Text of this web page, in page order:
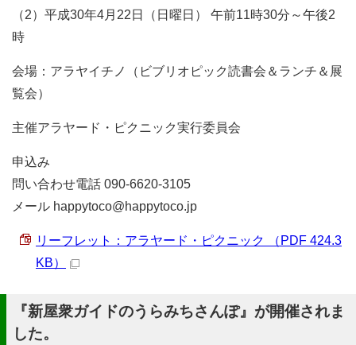
（2）平成30年4月22日（日曜日） 午前11時30分～午後2
時
会場：アラヤイチノ（ビブリオピック読書会＆ランチ＆展
覧会）
主催アラヤード・ピクニック実行委員会
申込み
問い合わせ電話 090-6620-3105
メール happytoco@happytoco.jp
リーフレット：アラヤード・ピクニック （PDF 424.3
KB）
『新屋衆ガイドのうらみちさんぽ』が開催されま
した。